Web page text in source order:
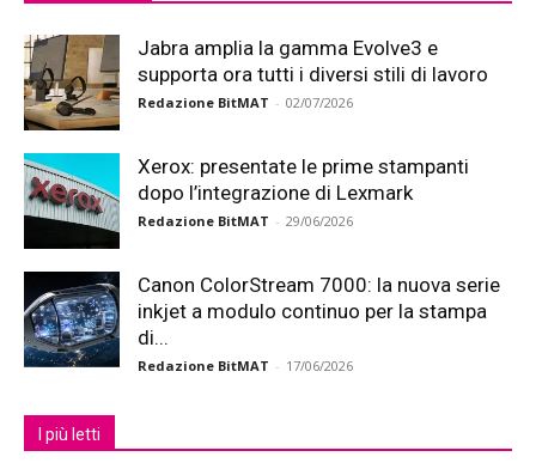
Jabra amplia la gamma Evolve3 e
supporta ora tutti i diversi stili di lavoro
Redazione BitMAT - 02/07/2026
Xerox: presentate le prime stampanti
dopo l’integrazione di Lexmark
Redazione BitMAT - 29/06/2026
Canon ColorStream 7000: la nuova serie
inkjet a modulo continuo per la stampa
di...
Redazione BitMAT - 17/06/2026
I più letti